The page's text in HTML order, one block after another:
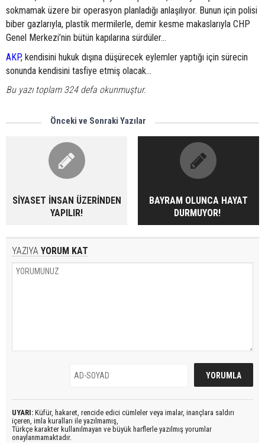
sokmamak üzere bir operasyon planladığı anlaşılıyor. Bunun için polisi
biber gazlarıyla, plastik mermilerle, demir kesme makaslarıyla CHP
Genel Merkezi’nin bütün kapılarına sürdüler...
AKP, kendisini hukuk dışına düşürecek eylemler yaptığı için sürecin
sonunda kendisini tasfiye etmiş olacak...
Bu yazı toplam 324 defa okunmuştur.
Önceki ve Sonraki Yazılar
SİYASET İNSAN ÜZERİNDEN
YAPILIR!
BAYRAM OLUNCA HAYAT
DURMUYOR!
YAZIYA YORUM KAT
UYARI: Küfür, hakaret, rencide edici cümleler veya imalar, inançlara saldırı
içeren, imla kuralları ile yazılmamış,
Türkçe karakter kullanılmayan ve büyük harflerle yazılmış yorumlar
onaylanmamaktadır.